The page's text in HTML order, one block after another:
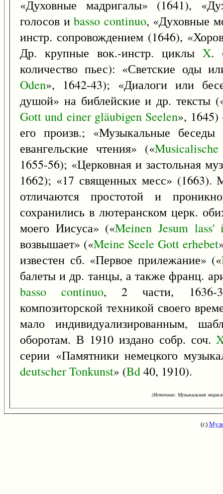
«Духовные мадригалы» (1641),
голосов иbasso continuo, «Духовные
инстр. сопровождением (1646),
Др. крупные вок.-инстр. циклы X.
количество пьес): «Светские оды
Oden», 1642-43); «Диалоги или
душой» на библейские и др. тексты
Gott und einer gläubigen Seelen», 1645)
его произв.; «Музыкальные
евангельские чтения» («Musicalische
1655-56); «Церковная и застольная
1662); «17 священных месс» (1663).
отличаются простотой и
сохранились в лютеранском церк.
моего Иисуса» («Meinen Jesum lass'
возвышает» («Meine Seele Gott erhebet
известен сб. «Первое прилежание» («
балеты и др. танцы, а также франц.
basso
continuo, 2 части, 1636-
композиторской техникой своего
мало индивидуализированным,
оборотам. В 1910 издано собр. соч.
серии «Памятники немецкого
deutscherTonkunst» (Bd40, 1910).
(Источник: Музыкальная
(с)